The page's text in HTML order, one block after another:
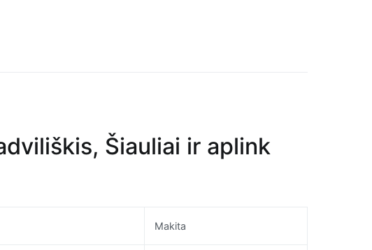
Šiauliai ir aplink
Makita